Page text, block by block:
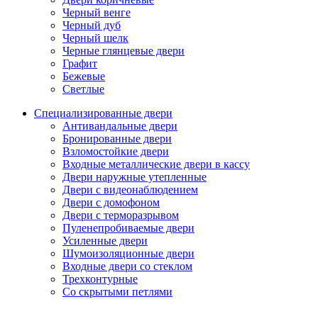
Черный венге
Черный дуб
Черный шелк
Черные глянцевые двери
Графит
Бежевые
Светлые
Специализированные двери
Антивандальные двери
Бронированные двери
Взломостойкие двери
Входные металлические двери в кассу
Двери наружные утепленные
Двери с видеонаблюдением
Двери с домофоном
Двери с терморазрывом
Пуленепробиваемые двери
Усиленные двери
Шумоизоляционные двери
Входные двери со стеклом
Трехконтурные
Со скрытыми петлями